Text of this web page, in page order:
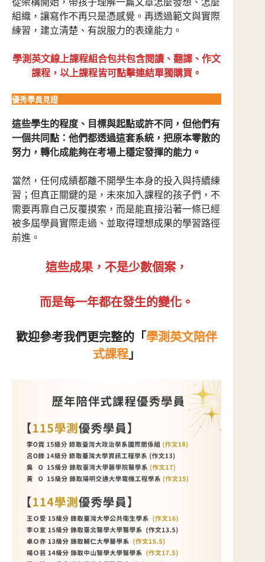
從架構開始，帶孩子理解一篇文章怎麼發想、怎麼
組織，讓寫作不再只是憑感覺。再透過範文與實際
練習，建立清楚、有說服力的表達能力。
學測英文線上課程組合包共包含閱讀、翻譯、作文
課程 ，以上課程皆可點擊連結單獨購買。
優秀學員見證
這些學生的程度、目標與起點或許不同，但他們有
一個共同點：他們都透過這套系統，把原本零散的
努力，轉化成能夠在考場上穩定發揮的能力。
當然，任何成績都離不開學生本身的投入與持續練
習；但真正關鍵的是，未來加入課程的孩子們，不
需要再靠自己反覆摸索，而是能直接沿著一條已經
被多屆學員實際走過、並取得理想成果的學習路徑
前進。
這些成果，不是少數個案，
而是每一年都在發生的變化。
歡迎參考我們更完整的「 學測英文陪伴
式課程」